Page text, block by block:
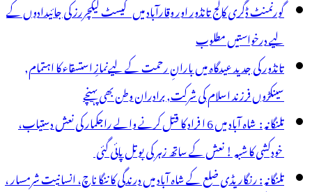
گورنمنٹ ڈگری کالج تانڈور اور وقارآباد میں گیسٹ لیکچررز کی جائیدادوں کے
لیے درخواستیں مطلوب
تانڈور کی جدید عیدگاہ میں بارانِ رحمت کے لیےنمازِ استسقاء کا اہتمام,
سینکڑوں فرزند اسلام کی شرکت, برادران وطن بھی پہنچے
تلنگانہ : شاہ آباد میں 6 ا فراد کا قتل کرنے والے راجکمار کی نعش دستیاب،
خودکشی کا شبہ ! نعش کے ساتھ زہر کی بوتل پائی گئی
تلنگانہ : رنگاریڈی ضلع کے شاہ آباد میں درندگی کا ننگا ناچ، انسانیت شرمسار ،